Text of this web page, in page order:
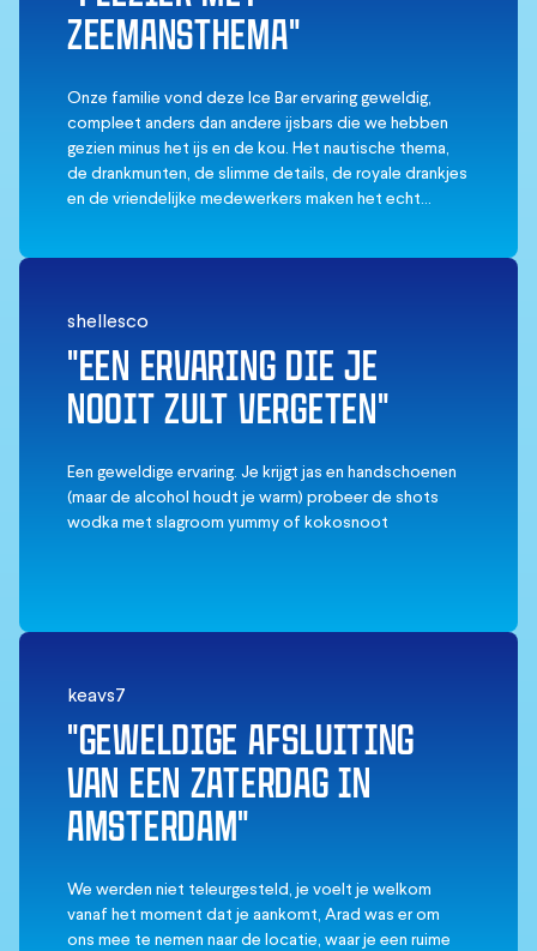
ZEEMANSTHEMA"
Onze familie vond deze Ice Bar ervaring geweldig,
compleet anders dan andere ijsbars die we hebben
gezien minus het ijs en de kou. Het nautische thema,
de drankmunten, de slimme details, de royale drankjes
en de vriendelijke medewerkers maken het echt
leuk extraatje. We kozen er een om te kopen, hoewel
we er zelf ook genoeg maakten. Gasten hebben
natuurlijk beperkte tijd in het ijs, maar niet in de grote
loungeruimte. Leuk voor iedereen boven de 18, maar
zeker niet voor kinderen.
shellesco
"EEN ERVARING DIE JE
NOOIT ZULT VERGETEN"
Een geweldige ervaring. Je krijgt jas en handschoenen
(maar de alcohol houdt je warm) probeer de shots
wodka met slagroom yummy of kokosnoot
keavs7
"GEWELDIGE AFSLUITING
VAN EEN ZATERDAG IN
AMSTERDAM"
We werden niet teleurgesteld, je voelt je welkom
vanaf het moment dat je aankomt, Arad was er om
ons mee te nemen naar de locatie, waar je een ruime